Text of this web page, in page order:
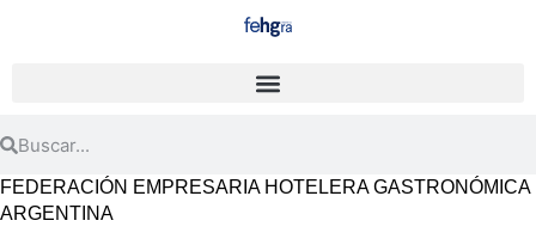
FEDERACIÓN EMPRESARIA HOTELERA GASTRONÓMICA
ARGENTINA